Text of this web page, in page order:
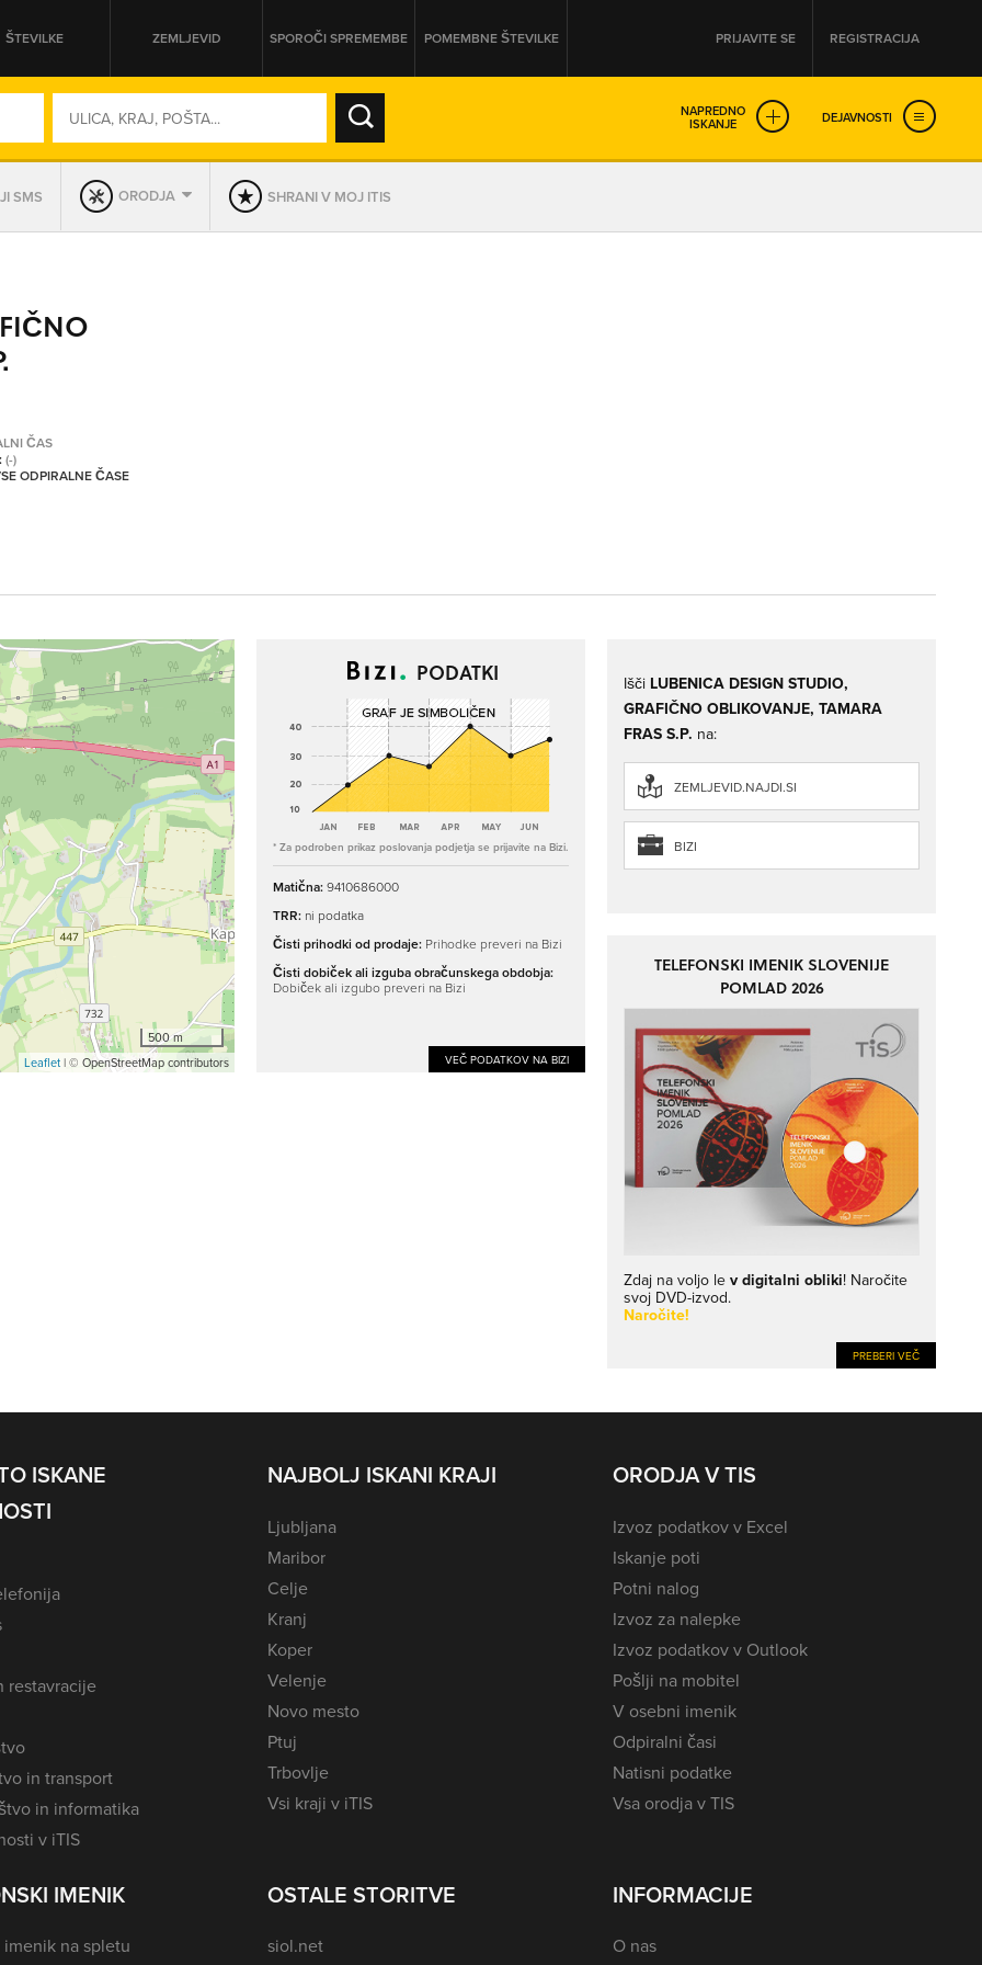
ŠTEVILKE ZEMLJEVID SPOROČI SPREMEMBE POMEMBNE ŠTEVILKE PRIJAVITE SE REGISTRACIJA
NAPREDNO
ISKANJE DEJAVNOSTI
SO ODPRTA V
SMS ORODJA SHRANI V MOJ ITIS
ČAS
(-)
ODPIRALNE ČASE
500 m
Leaflet| © OpenStreetMap contributors
PODATKI
* Za podroben prikaz poslovanja podjetja se prijavite na Bizi.
Matična:9410686000
TRR: ni podatka
Čisti prihodki od prodaje: Prihodke preveri na Bizi
Čisti dobiček ali izguba obračunskega obdobja:
Dobiček ali izgubo preveri na Bizi
VEČ PODATKOV NA BIZI
Išči LUBENICA DESIGN STUDIO,
GRAFIČNO OBLIKOVANJE, TAMARA
FRAS S.P. na:
ZEMLJEVID.NAJDI.SI
BIZI
TELEFONSKI IMENIK SLOVENIJE
POMLAD 2026
Zdaj na voljo le v digitalni obliki! Naročite
svoj DVD-izvod.
Naročite!
PREBERI VEČ
ISKANE
restavracije
in transport
in informatika
v iTIS
NAJBOLJ ISKANI KRAJI
Ljubljana
Maribor
Celje
Kranj
Koper
Velenje
Novo mesto
Ptuj
Trbovlje
Vsi kraji v iTIS
ORODJA V TIS
Izvoz podatkov v Excel
Iskanje poti
Potni nalog
Izvoz za nalepke
Izvoz podatkov v Outlook
Pošlji na mobitel
V osebni imenik
Odpiralni časi
Natisni podatke
Vsa orodja v TIS
IMENIK
na spletu
OSTALE STORITVE
siol.net
INFORMACIJE
O nas